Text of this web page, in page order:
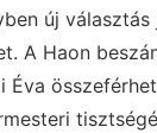
új
A Haon
Éva